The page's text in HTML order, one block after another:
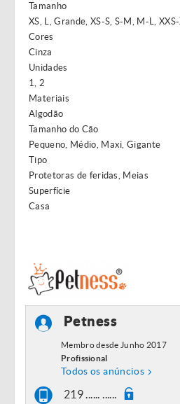
Tamanho
XS, L, Grande, XS-S, S-M, M-L,
Cores
Cinza
Unidades
1, 2
Materiais
Algodão
Tamanho do Cão
Pequeno, Médio, Maxi, Gigante
Tipo
Protetoras de feridas, Meias
Superfície
Casa
Petness
Membro desde Junho 2017
Profissional
Todos os anúncios
219 ...... ......